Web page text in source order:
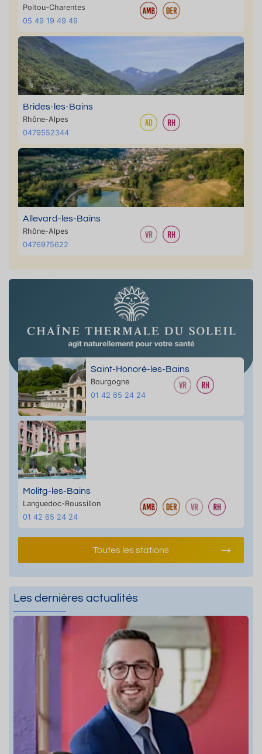
Poitou-Charentes
05 49 19 49 49
Brides-les-Bains
Rhône-Alpes
0479552344
Allevard-les-Bains
Rhône-Alpes
0476975622
Saint-Honoré-les-Bains
Bourgogne
01 42 65 24 24
Molitg-les-Bains
Languedoc-Roussillon
01 42 65 24 24
Toutes les stations
Les dernières actualités